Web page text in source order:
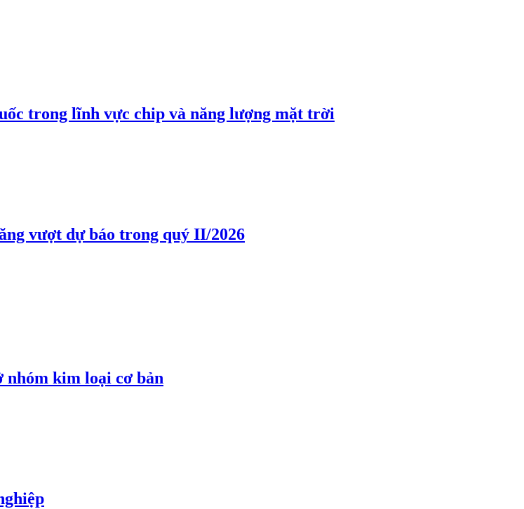
trong lĩnh vực chip và năng lượng mặt trời
vượt dự báo trong quý II/2026
nhóm kim loại cơ bản